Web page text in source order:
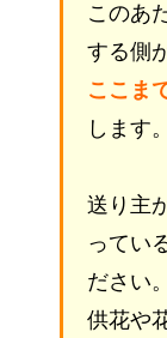
このあ
する側
ここま
します。
送り主
ってい
ださい。
供花や